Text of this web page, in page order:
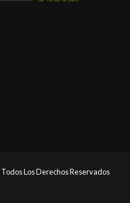
Todos Los Derechos Reservados